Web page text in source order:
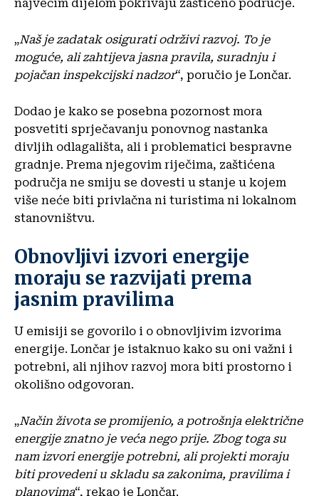
najvećim dijelom pokrivaju zaštićeno područje.
„Naš je zadatak osigurati održivi razvoj. To je
moguće, ali zahtijeva jasna pravila, suradnju i
pojačan inspekcijski nadzor“, poručio je Lončar.
Dodao je kako se posebna pozornost mora
posvetiti sprječavanju ponovnog nastanka
divljih odlagališta, ali i problematici bespravne
gradnje. Prema njegovim riječima, zaštićena
područja ne smiju se dovesti u stanje u kojem
više neće biti privlačna ni turistima ni lokalnom
stanovništvu.
Obnovljivi izvori energije
moraju se razvijati prema
jasnim pravilima
U emisiji se govorilo i o obnovljivim izvorima
energije. Lončar je istaknuo kako su oni važni i
potrebni, ali njihov razvoj mora biti prostorno i
okolišno odgovoran.
„Način života se promijenio, a potrošnja električne
energije znatno je veća nego prije. Zbog toga su
nam izvori energije potrebni, ali projekti moraju
biti provedeni u skladu sa zakonima, pravilima i
planovima“, rekao je Lončar.